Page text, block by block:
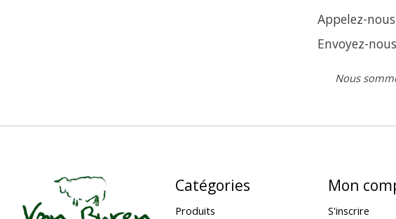
Appelez-
Envoyez-
Nous
Catégories
Produits
Mon
S'inscrire